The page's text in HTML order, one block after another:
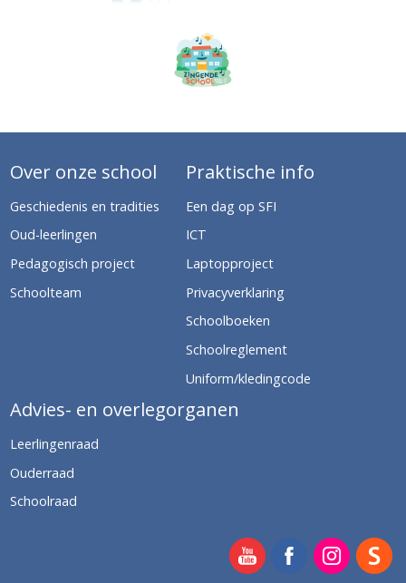
Over onze school
Geschiedenis en tradities
Oud-leerlingen
Pedagogisch project
Schoolteam
Praktische info
Een dag op SFI
ICT
Laptopproject
Privacyverklaring
Schoolboeken
Schoolreglement
Uniform/kledingcode
Advies- en overlegorganen
Leerlingenraad
Ouderraad
Schoolraad